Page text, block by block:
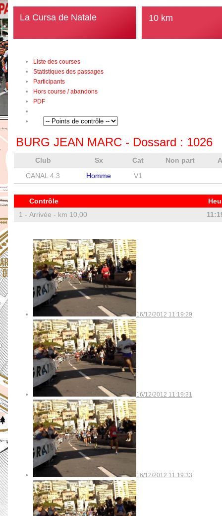
La Cursa de Natale 10 km
Liste des courses
Statistiques des passages
Participants
Hors course / abandons
PDF
BURG JEAN MARC - Dossard : 1026
Club Sx Cat Non part
CANAL 4.3
Homme V1
Contrôle
1 - Arrivée - km 10,00
16/12/2012 11:19:29
16/12/2012 11:19:31
16/12/2012 11:19:33